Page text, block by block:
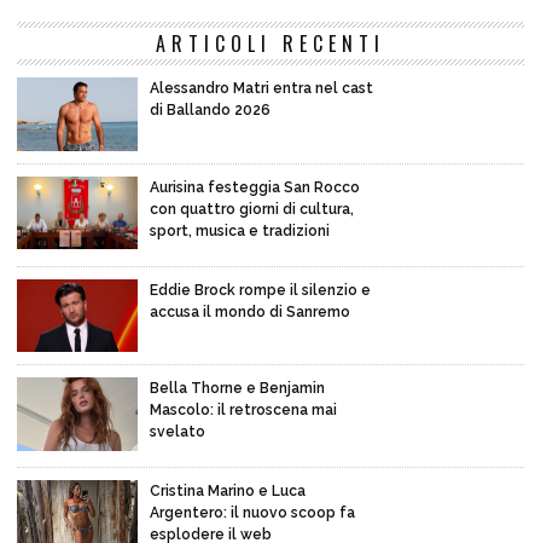
ARTICOLI RECENTI
Alessandro Matri entra nel cast
di Ballando 2026
Aurisina festeggia San Rocco
con quattro giorni di cultura,
sport, musica e tradizioni
Eddie Brock rompe il silenzio e
accusa il mondo di Sanremo
Bella Thorne e Benjamin
Mascolo: il retroscena mai
svelato
Cristina Marino e Luca
Argentero: il nuovo scoop fa
esplodere il web